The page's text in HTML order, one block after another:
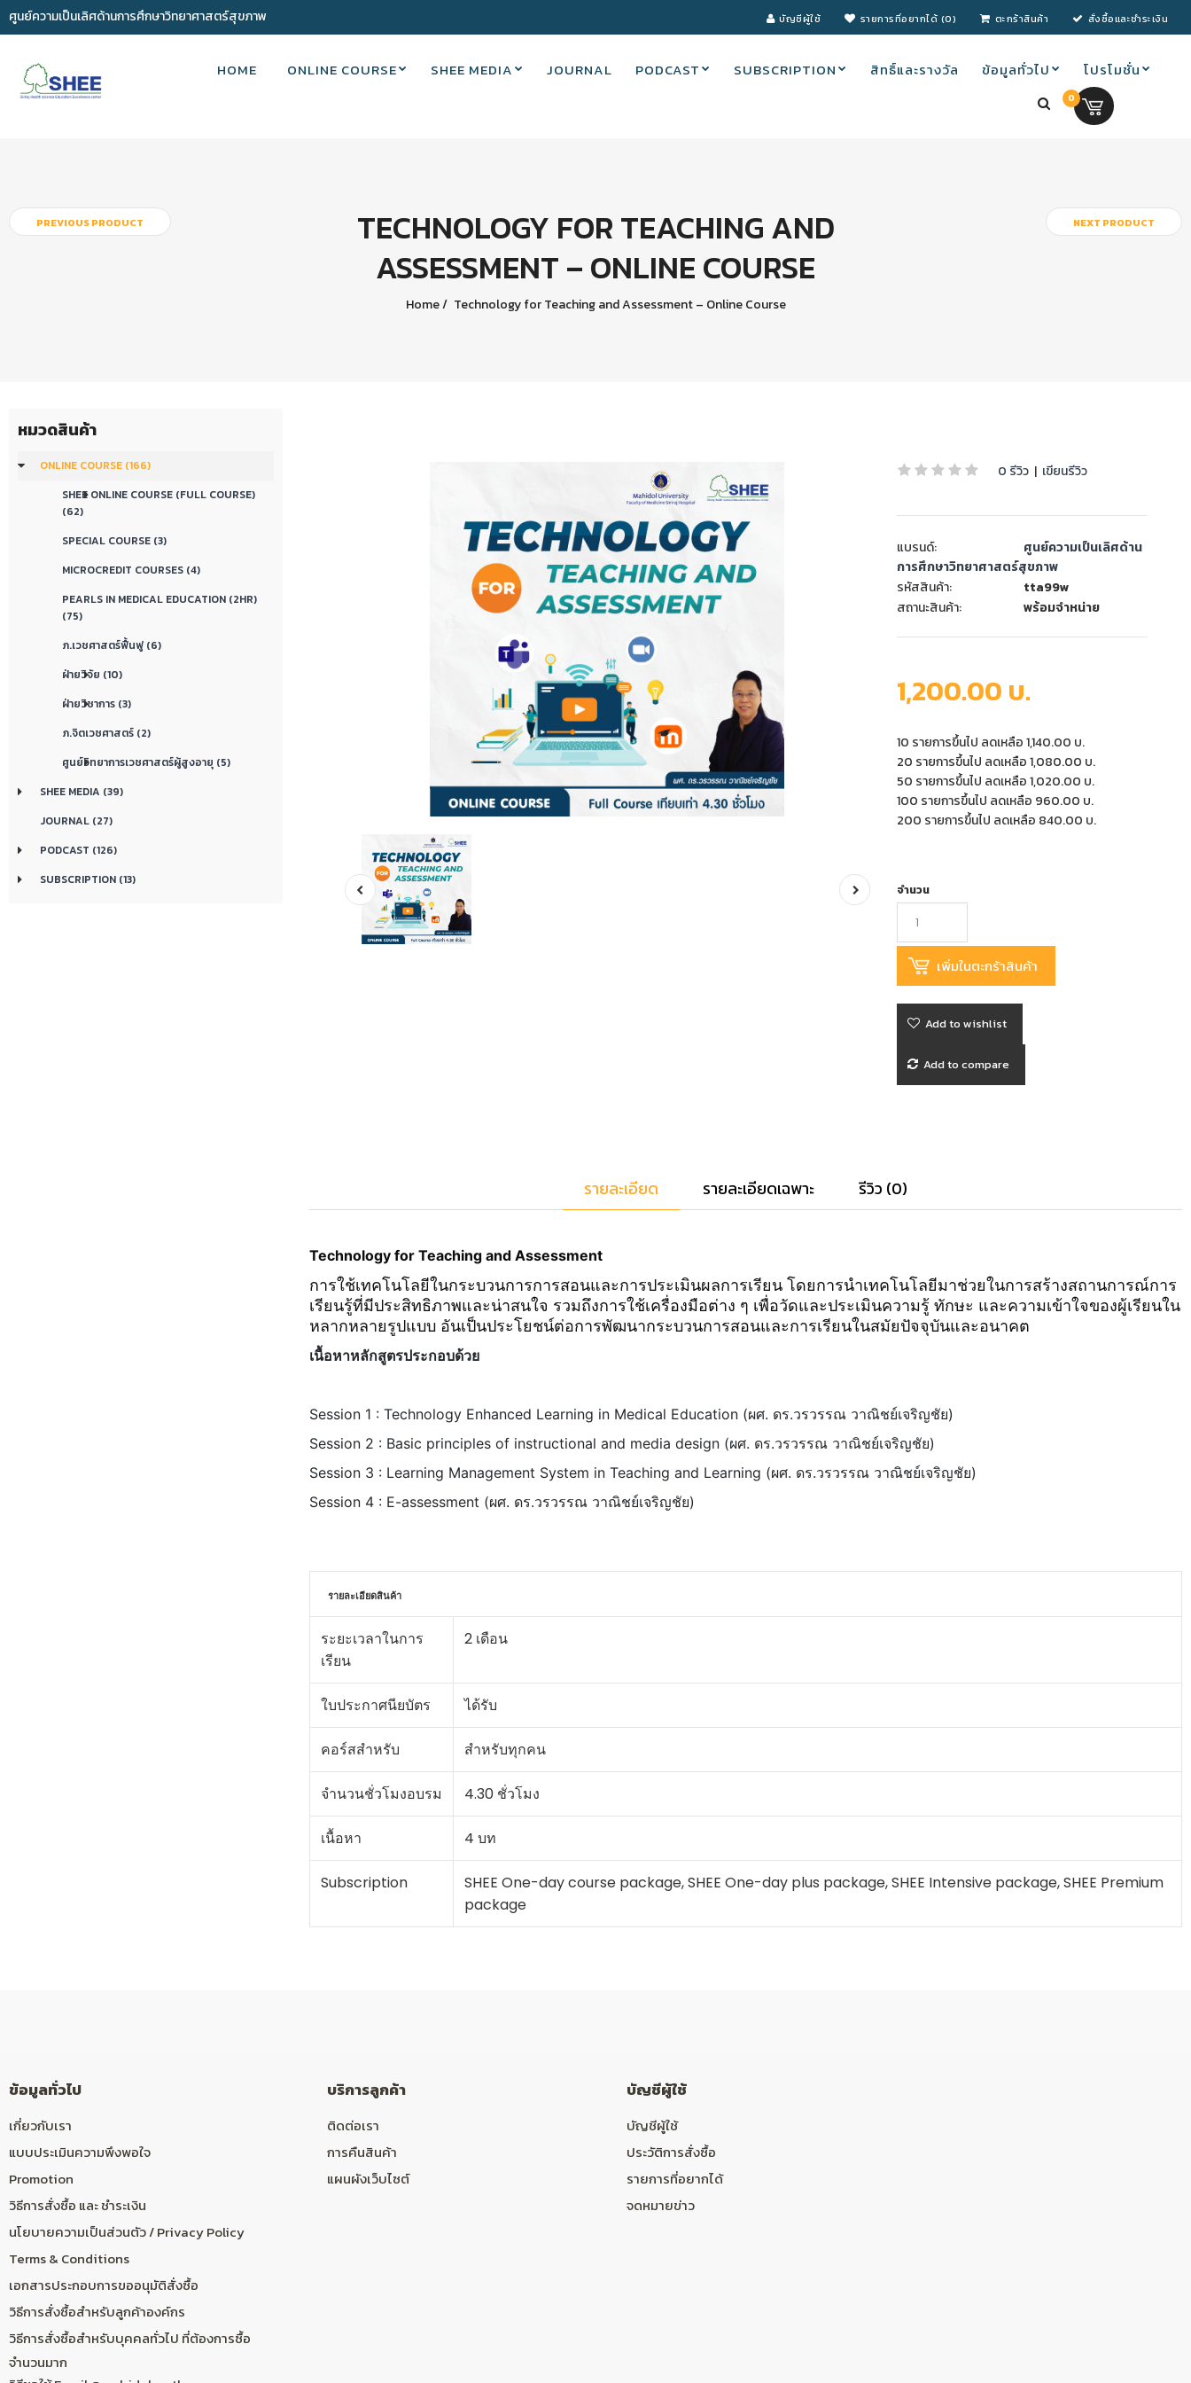
ศูนย์ความเป็นเลิศด้านการศึกษาวิทยาศาสตร์สุขภาพ บัญชีผู้ใช้ รายการที่อยากได้ (0) ตะกร้าสินค้า สั่งซื้อและชำระเงิน
HOME ONLINE COURSE SHEE MEDIA JOURNAL PODCAST SUBSCRIPTION สิทธิ์และรางวัล ข้อมูลทั่วไป โปรโมชั่น
0
PREVIOUS PRODUCT
TECHNOLOGY FOR TEACHING AND
ASSESSMENT – ONLINE COURSE
Home Technology for Teaching and Assessment – Online Course
NEXT PRODUCT
หมวดสินค้า
ONLINE COURSE (166)
SHEE ONLINE COURSE (FULL COURSE)
(62)
SPECIAL COURSE (3)
MICROCREDIT COURSES (4)
PEARLS IN MEDICAL EDUCATION (2HR)
(75)
ภ.เวชศาสตร์ฟื้นฟู (6)
ฝ่ายวิจัย (10)
ฝ่ายวิชาการ (3)
ภ.จิตเวชศาสตร์ (2)
ศูนย์วิทยาการเวชศาสตร์ผู้สูงอายุ (5)
SHEE MEDIA (39)
JOURNAL (27)
PODCAST (126)
SUBSCRIPTION (13)
0 รีวิว | เขียนรีวิว
แบรนด์:
ศูนย์ความเป็นเลิศด้าน
การศึกษาวิทยาศาสตร์สุขภาพ
รหัสสินค้า:
tta99w
สถานะสินค้า:
พร้อมจำหน่าย
1,200.00 บ.
10 รายการขึ้นไป ลดเหลือ 1,140.00 บ.
20 รายการขึ้นไป ลดเหลือ 1,080.00 บ.
50 รายการขึ้นไป ลดเหลือ 1,020.00 บ.
100 รายการขึ้นไป ลดเหลือ 960.00 บ.
200 รายการขึ้นไป ลดเหลือ 840.00 บ.
จำนวน
Add to wishlist
Add to compare
รายละเอียด รายละเอียดเฉพาะ รีวิว (0)
Technology for Teaching and Assessment
การใช้เทคโนโลยีในกระบวนการการสอนและการประเมินผลการเรียน โดยการนำเทคโนโลยีมาช่วยในการสร้างสถานการณ์การ
เรียนรู้ที่มีประสิทธิภาพและน่าสนใจ รวมถึงการใช้เครื่องมือต่าง ๆ เพื่อวัดและประเมินความรู้ ทักษะ และความเข้าใจของผู้เรียนใน
หลากหลายรูปแบบ อันเป็นประโยชน์ต่อการพัฒนากระบวนการสอนและการเรียนในสมัยปัจจุบันและอนาคต
เนื้อหาหลักสูตรประกอบด้วย
Session 1 : Technology Enhanced Learning in Medical Education (ผศ. ดร.วรวรรณ วาณิชย์เจริญชัย)
Session 2 : Basic principles of instructional and media design (ผศ. ดร.วรวรรณ วาณิชย์เจริญชัย)
Session 3 : Learning Management System in Teaching and Learning (ผศ. ดร.วรวรรณ วาณิชย์เจริญชัย)
Session 4 : E-assessment (ผศ. ดร.วรวรรณ วาณิชย์เจริญชัย)
รายละเอียดสินค้า
ระยะเวลาในการ
เรียน
2 เดือน
ใบประกาศนียบัตร ได้รับ
คอร์สสำหรับ สำหรับทุกคน
จำนวนชั่วโมงอบรม 4.30 ชั่วโมง
เนื้อหา 4 บท
Subscription
SHEE One-day course package, SHEE One-day plus package, SHEE Intensive package, SHEE Premium
package
ข้อมูลทั่วไป
เกี่ยวกับเรา
แบบประเมินความพึงพอใจ
Promotion
วิธีการสั่งซื้อ และ ชำระเงิน
นโยบายความเป็นส่วนตัว / Privacy Policy
Terms & Conditions
เอกสารประกอบการขออนุมัติสั่งซื้อ
วิธีการสั่งซื้อสำหรับลูกค้าองค์กร
วิธีการสั่งซื้อสำหรับบุคคลทั่วไป ที่ต้องการซื้อ
จำนวนมาก
บริการลูกค้า
ติดต่อเรา
การคืนสินค้า
แผนผังเว็บไซต์
บัญชีผู้ใช้
บัญชีผู้ใช้
ประวัติการสั่งซื้อ
รายการที่อยากได้
จดหมายข่าว